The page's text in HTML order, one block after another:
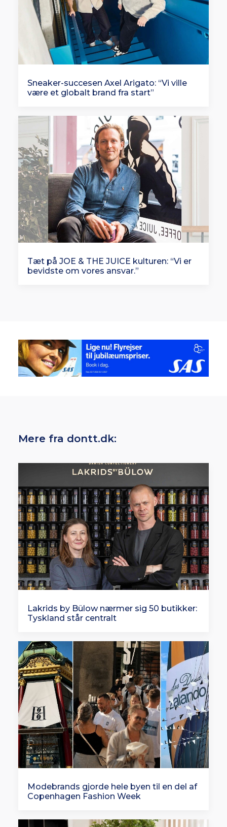
Sneaker-succesen Axel Arigato: “Vi ville
være et globalt brand fra start”
Tæt på JOE & THE JUICE kulturen: “Vi er
bevidste om vores ansvar.”
Mere fra dontt.dk:
Lakrids by Bülow nærmer sig 50 butikker:
Tyskland står centralt
Modebrands gjorde hele byen til en del af
Copenhagen Fashion Week